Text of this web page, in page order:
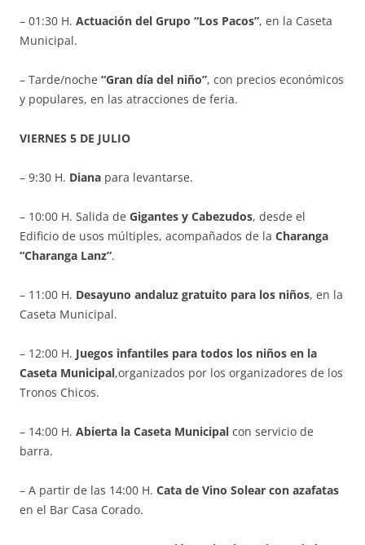
– 01:30 H. Actuación del Grupo “Los Pacos”, en la Caseta
Municipal.
– Tarde/noche “Gran día del niño”, con precios económicos
y populares, en las atracciones de feria.
VIERNES 5 DE JULIO
– 9:30 H. Diana para levantarse.
– 10:00 H. Salida de Gigantes y Cabezudos, desde el
Edificio de usos múltiples, acompañados de la Charanga
“Charanga Lanz”.
– 11:00 H. Desayuno andaluz gratuito para los niños, en la
Caseta Municipal.
– 12:00 H. Juegos infantiles para todos los niños en la
Caseta Municipal,organizados por los organizadores de los
Tronos Chicos.
– 14:00 H. Abierta la Caseta Municipal con servicio de
barra.
– A partir de las 14:00 H. Cata de Vino Solear con azafatas
en el Bar Casa Corado.